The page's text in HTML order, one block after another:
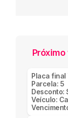
Placa final
Parcela: 5
Desconto:
Veículo: